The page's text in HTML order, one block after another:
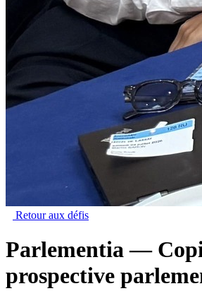
Retour aux défis
Parlementia —
prospective